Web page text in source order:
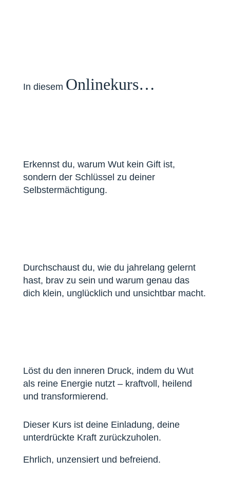
In diesem Onlinekurs…
Erkennst du, warum Wut kein Gift ist,
sondern der Schlüssel zu deiner
Selbstermächtigung.
Durchschaust du, wie du jahrelang gelernt
hast, brav zu sein und warum genau das
dich klein, unglücklich und unsichtbar macht.
Löst du den inneren Druck, indem du Wut
als reine Energie nutzt – kraftvoll, heilend
und transformierend.
Dieser Kurs ist deine Einladung, deine
unterdrückte Kraft zurückzuholen.
Ehrlich, unzensiert und befreiend.